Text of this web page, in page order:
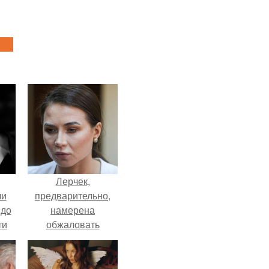
Лерчек,
предварительно,
намерена
обжаловать
приговор.